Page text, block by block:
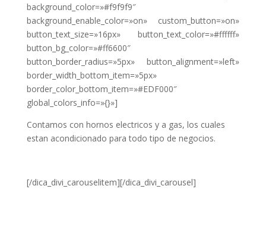
background_color=»#f9f9f9″
background_enable_color=»on» custom_button=»on»
button_text_size=»16px» button_text_color=»#ffffff»
button_bg_color=»#ff6600″
button_border_radius=»5px» button_alignment=»left»
border_width_bottom_item=»5px»
border_color_bottom_item=»#EDF000″
global_colors_info=»{}»]
Contamos con hornos electricos y a gas, los cuales
estan acondicionado para todo tipo de negocios.
[/dica_divi_carouselitem][/dica_divi_carousel]